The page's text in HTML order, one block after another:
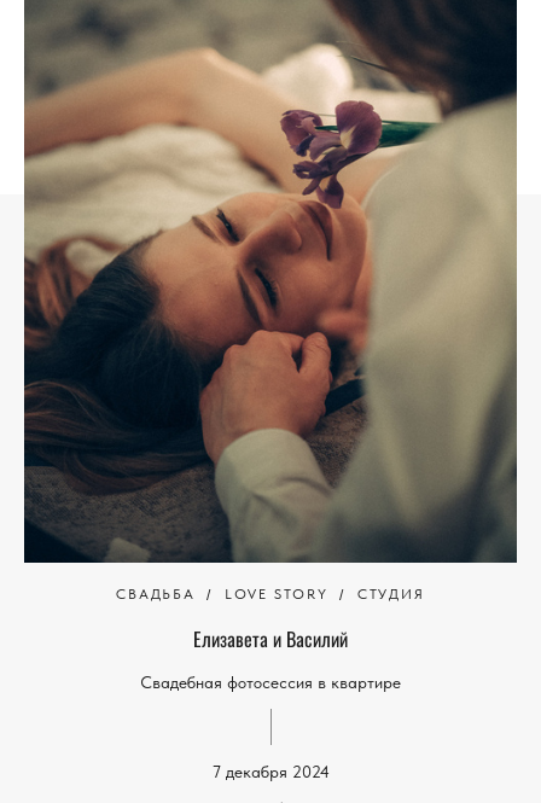
СВАДЬБА LOVE STORY СТУДИЯ
Елизавета и Василий
Свадебная фотосессия в квартире
7 декабря 2024